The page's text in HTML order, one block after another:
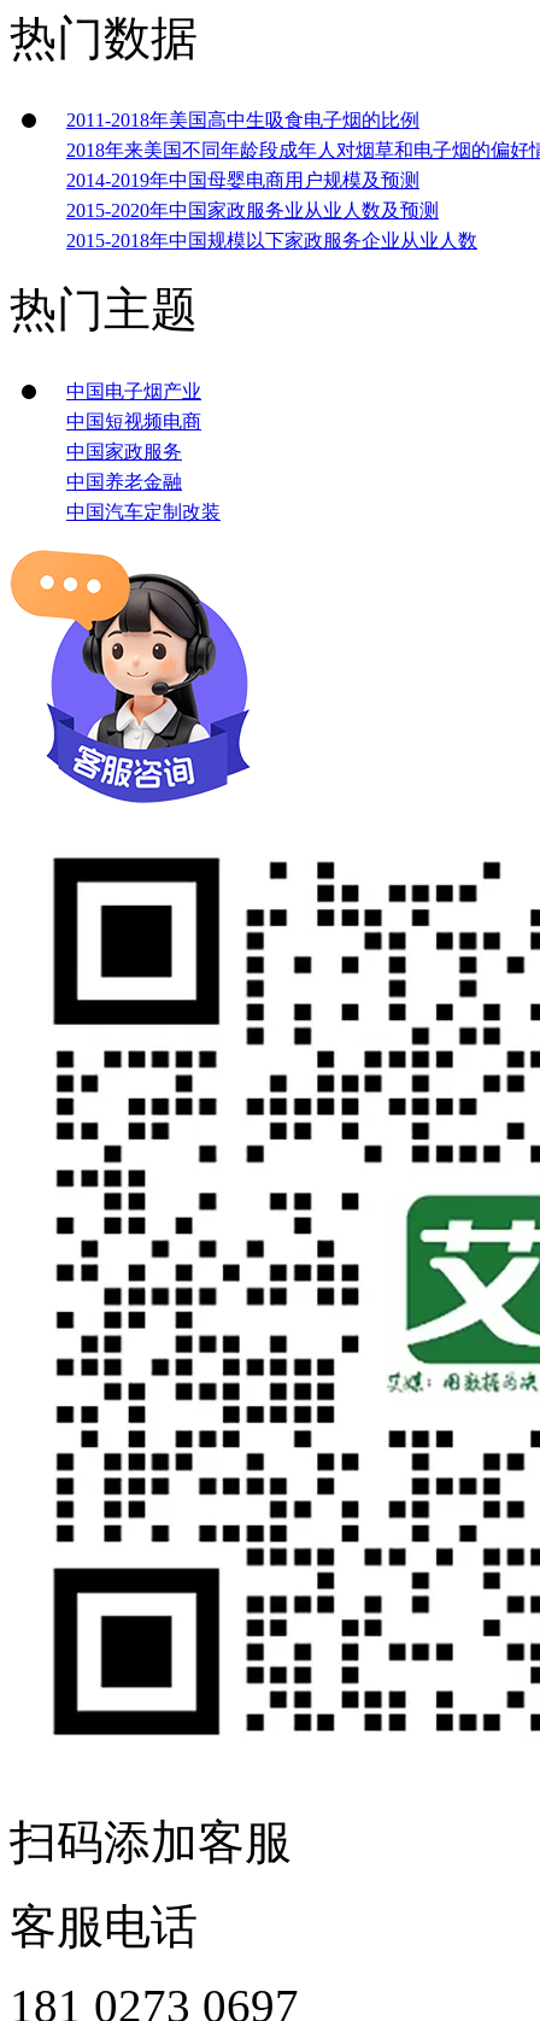
热门数据
2011-2018年美国高中生吸食电子烟的比例
2018年来美国不同年龄段成年人对烟草和电子烟的偏好
2014-2019年中国母婴电商用户规模及预测
2015-2020年中国家政服务业从业人数及预测
2015-2018年中国规模以下家政服务企业从业人数
热门主题
中国电子烟产业
中国短视频电商
中国家政服务
中国养老金融
中国汽车定制改装
扫码添加客服
客服电话
181 0273 0697